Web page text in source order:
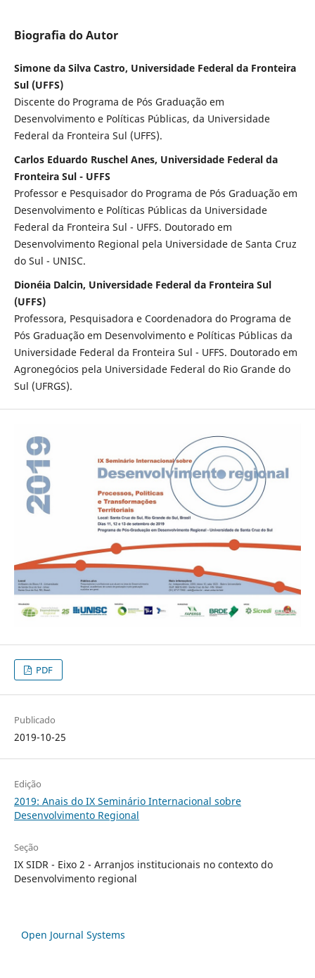
Biografia do Autor
Simone da Silva Castro, Universidade Federal da Fronteira
Sul (UFFS)
Discente do Programa de Pós Graduação em
Desenvolvimento e Políticas Públicas, da Universidade
Federal da Fronteira Sul (UFFS).
Carlos Eduardo Ruschel Anes, Universidade Federal da
Fronteira Sul - UFFS
Professor e Pesquisador do Programa de Pós Graduação em
Desenvolvimento e Políticas Públicas da Universidade
Federal da Fronteira Sul - UFFS. Doutorado em
Desenvolvimento Regional pela Universidade de Santa Cruz
do Sul - UNISC.
Dionéia Dalcin, Universidade Federal da Fronteira Sul
(UFFS)
Professora, Pesquisadora e Coordenadora do Programa de
Pós Graduação em Desenvolvimento e Políticas Públicas da
Universidade Federal da Fronteira Sul - UFFS. Doutorado em
Agronegócios pela Universidade Federal do Rio Grande do
Sul (UFRGS).
PDF
Publicado
2019-10-25
Edição
2019: Anais do IX Seminário Internacional sobre
Desenvolvimento Regional
Seção
IX SIDR - Eixo 2 - Arranjos institucionais no contexto do
Desenvolvimento regional
Open Journal Systems